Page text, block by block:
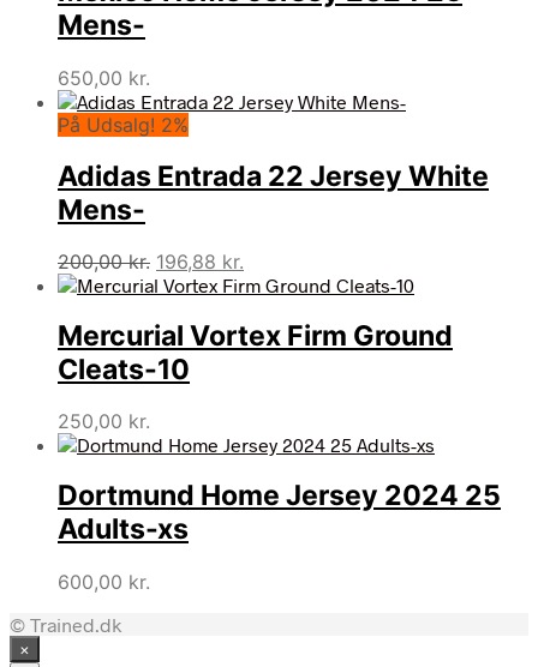
Mens-
650,00 kr.
På Udsalg! 2%
Adidas Entrada 22 Jersey White
Mens-
200,00kr. Den
oprindelige
var:
200,00 kr..
196,88 kr.
aktuelle
er:
196,88 kr..
Mercurial Vortex Firm Ground
Cleats-10
250,00 kr.
Dortmund Home Jersey 2024 25
Adults-xs
600,00 kr.
© Trained.dk
×